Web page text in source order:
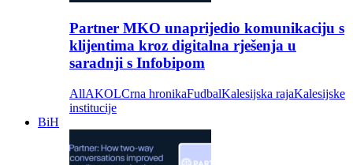
Partner MKO unaprijedio komunikaciju s
klijentima kroz digitalna rješenja u
saradnji s Infobipom
AllAKOLCrna hronikaFudbalKalesijska rajaKalesijske
institucije
BiH